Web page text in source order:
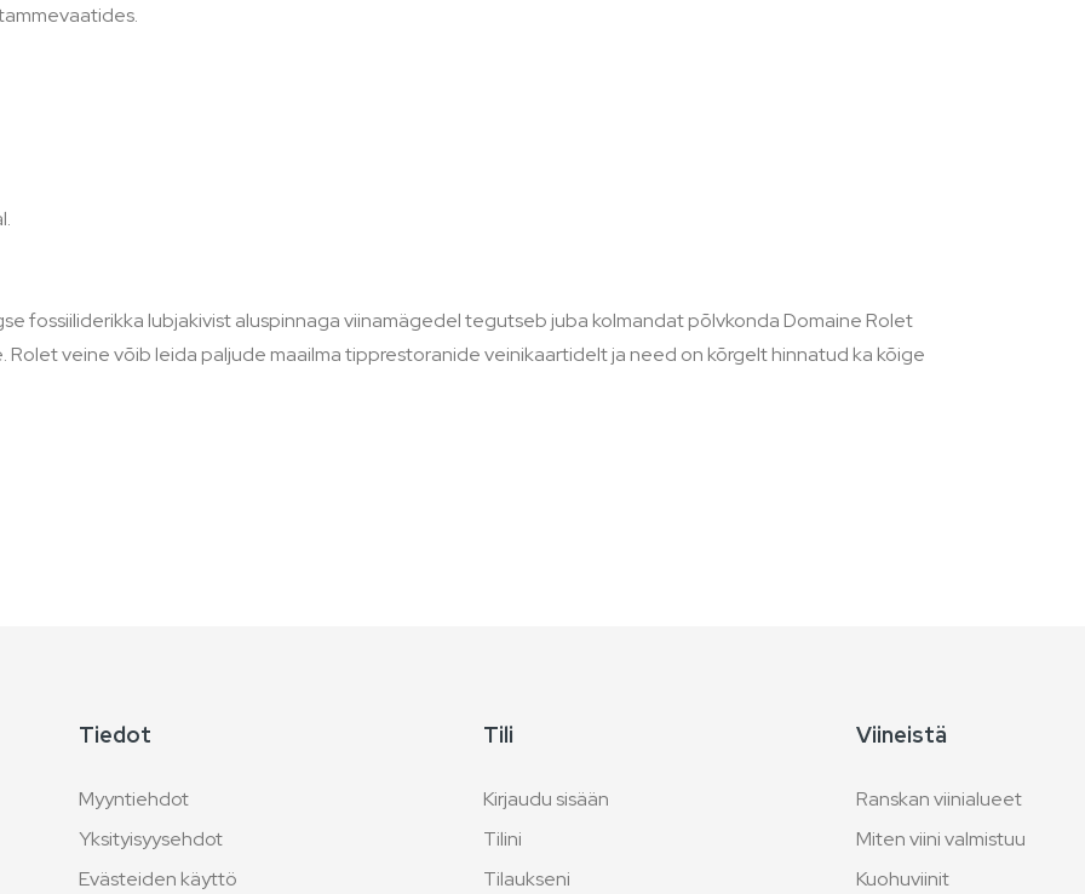
fossiiliderikka lubjakivist aluspinnaga viinamägedel tegutseb juba kolmandat põlvkonda Domaine Rolet
veine võib leida paljude maailma tipprestoranide veinikaartidelt ja need on kõrgelt hinnatud ka kõige
Tiedot
Myyntiehdot
Yksityisyysehdot
Evästeiden käyttö
Tili
Kirjaudu sisään
Tilini
Tilaukseni
Viineistä
Ranskan viinialueet
Miten viini valmistuu
Kuohuviinit